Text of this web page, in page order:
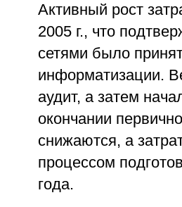
Активный рост
2005 г., что
сетями было
информатизации.
аудит, а затем
окончании
снижаются, а
процессом
года.